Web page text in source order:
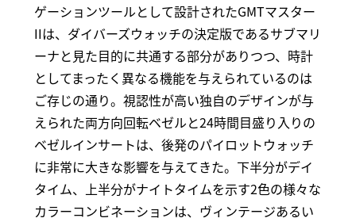
ゲーションツールとして設計されたGMTマスター
IIは、ダイバーズウォッチの決定版であるサブマリ
ーナと見た目的に共通する部分がありつつ、時計
としてまったく異なる機能を与えられているのは
ご存じの通り。視認性が高い独自のデザインが与
えられた両方向回転ベゼルと24時間目盛り入りの
ベゼルインサートは、後発のパイロットウォッチ
に非常に大きな影響を与えてきた。下半分がデイ
タイム、上半分がナイトタイムを示す2色の様々な
カラーコンビネーションは、ヴィンテージあるい